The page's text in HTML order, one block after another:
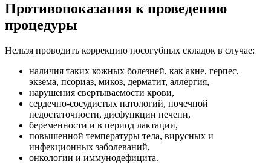
Противопоказания к проведению
процедуры
Нельзя проводить коррекцию носогубных складок в случае:
наличия таких кожных болезней, как акне, герпес,
экзема, псориаз, микоз, дерматит, аллергия,
нарушения свертываемости крови,
сердечно-сосудистых патологий, почечной
недостаточности, дисфункции печени,
беременности и в период лактации,
повышенной температуры тела, вирусных и
инфекционных заболеваний,
онкологии и иммунодефицита.